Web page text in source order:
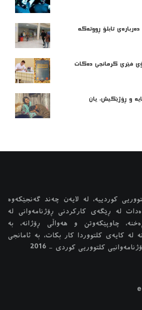
تابلۆ ڕووتەکە
فێری كرمانجی ده‌كات
و ڕۆژێکیش، یان
کوردییە، لە لایەن چەند گەنجێكه‌وه‌
لە ڕێگەی کارکردنی ڕۆژنامەوانی لە
چاوپێکەوتن و هەواڵی ڕۆژانە، بە
لە کایەی کلتووردا کار بکات، بە ئامانجی
کلتووریی کوردی - 2016